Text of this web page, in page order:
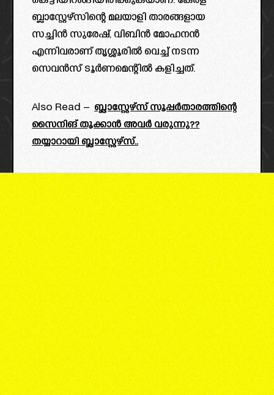
ബ്ലാസ്റ്റേഴ്സിന്റെ മലയാളി താരങ്ങളായ
സച്ചിൻ സുരേഷ്, വിബിൻ മോഹനൻ
എന്നിവരാണ് തൃശ്ശൂരിൽ വെച്ച് നടന്ന
സെവൻസ് ടൂർണമെന്റിൽ കളിച്ചത്.
Also Read – ബ്ലാസ്റ്റേഴ്‌സ് സൂപ്പർതാരത്തിന്റെ
സൈനിങ് തൂക്കാൻ അവർ വരുന്നു??
തയ്യാറായി ബ്ലാസ്റ്റേഴ്‌സ്..